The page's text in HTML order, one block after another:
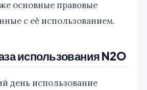
основные правовые
с её использованием.
использования N2O
день использование